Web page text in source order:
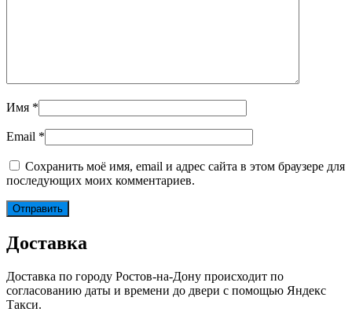
Имя *
Email *
Сохранить моё имя, email и адрес сайта в этом браузере для
последующих моих комментариев.
Доставка
Доставка по городу Ростов-на-Дону происходит по
согласованию даты и времени до двери с помощью Яндекс
Такси.